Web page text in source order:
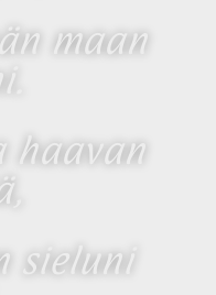
maan
haavan
sieluni